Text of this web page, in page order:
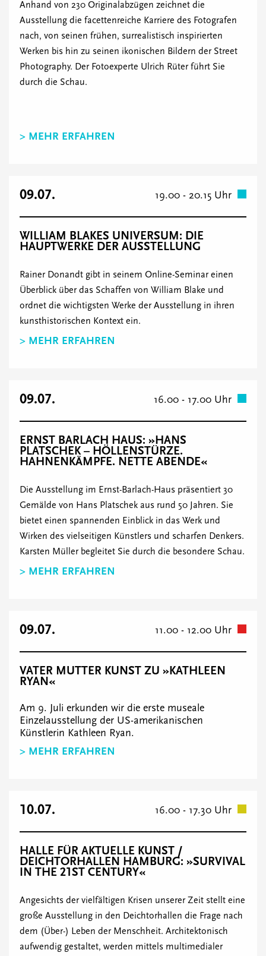
Anhand von 230 Originalabzügen zeichnet die
Ausstellung die facettenreiche Karriere des Fotografen
nach, von seinen frühen, surrealistisch inspirierten
Werken bis hin zu seinen ikonischen Bildern der Street
Photography. Der Fotoexperte Ulrich Rüter führt Sie
durch die Schau.
> MEHR ERFAHREN
09.07. 19.00 - 20.15 Uhr
WILLIAM BLAKES UNIVERSUM: DIE
HAUPTWERKE DER AUSSTELLUNG
Rainer Donandt gibt in seinem Online-Seminar einen
Überblick über das Schaffen von William Blake und
ordnet die wichtigsten Werke der Ausstellung in ihren
kunsthistorischen Kontext ein.
> MEHR ERFAHREN
09.07. 16.00 - 17.00 Uhr
ERNST BARLACH HAUS: »HANS
PLATSCHEK – HÖLLENSTÜRZE.
HAHNENKÄMPFE. NETTE ABENDE«
Die Ausstellung im Ernst-Barlach-Haus präsentiert 30
Gemälde von Hans Platschek aus rund 50 Jahren. Sie
bietet einen spannenden Einblick in das Werk und
Wirken des vielseitigen Künstlers und scharfen Denkers.
Karsten Müller begleitet Sie durch die besondere Schau.
> MEHR ERFAHREN
09.07. 11.00 - 12.00 Uhr
VATER MUTTER KUNST ZU »KATHLEEN
RYAN«
Am 9. Juli erkunden wir die erste museale
Einzelausstellung der US-amerikanischen
Künstlerin Kathleen Ryan.
> MEHR ERFAHREN
10.07. 16.00 - 17.30 Uhr
HALLE FÜR AKTUELLE KUNST /
DEICHTORHALLEN HAMBURG: »SURVIVAL
IN THE 21ST CENTURY«
Angesichts der vielfältigen Krisen unserer Zeit stellt eine
große Ausstellung in den Deichtorhallen die Frage nach
dem (Über-) Leben der Menschheit. Architektonisch
aufwendig gestaltet, werden mittels multimedialer